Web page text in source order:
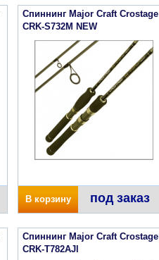
Спиннинг Major Craft Crostage
CRK-S732M NEW
В корзину под заказ
Спиннинг Major Craft Crostage
CRK-T782AJl